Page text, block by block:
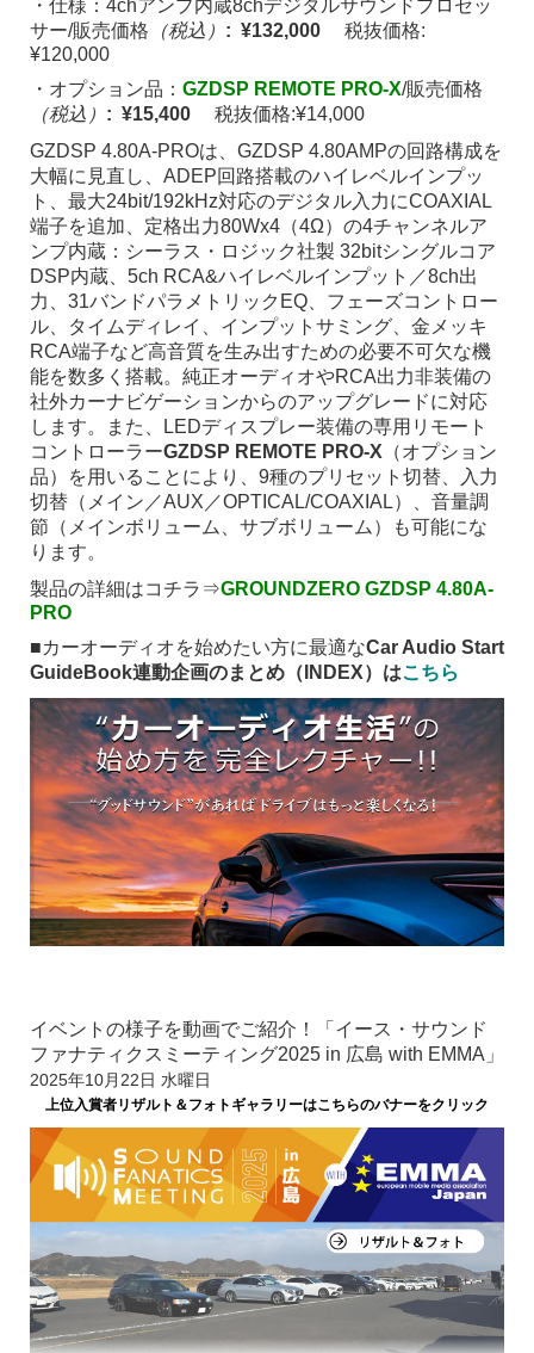
・仕様：4chアンプ内蔵8chデジタルサウンドプロセッ
サー/販売価格 （税込） : ¥132,000 税抜価格:
¥120,000
・オプション品： GZDSP REMOTE PRO-X/販売価格
（税込） : ¥15,400 税抜価格:¥14,000
GZDSP 4.80A-PROは、GZDSP 4.80AMPの回路構成を
大幅に見直し、ADEP回路搭載のハイレベルインプッ
ト、最大24bit/192kHz対応のデジタル入力にCOAXIAL
端子を追加、定格出力80Wx4（4Ω）の4チャンネルア
ンプ内蔵：シーラス・ロジック社製 32bitシングルコア
DSP内蔵、5ch RCA&ハイレベルインプット／8ch出
力、31バンドパラメトリックEQ、フェーズコントロー
ル、タイムディレイ、インプットサミング、金メッキ
RCA端子など高音質を生み出すための必要不可欠な機
能を数多く搭載。純正オーディオやRCA出力非装備の
社外カーナビゲーションからのアップグレードに対応
します。また、LEDディスプレー装備の専用リモート
コントローラーGZDSP REMOTE PRO-X （オプション
品）を用いることにより、9種のプリセット切替、入力
切替（メイン／AUX／OPTICAL/COAXIAL）、音量調
節（メインボリューム、サブボリューム）も可能にな
ります。
製品の詳細はコチラ⇒GROUNDZERO GZDSP 4.80A-
PRO
■カーオーディオを始めたい方に最適なCar Audio Start
GuideBook連動企画のまとめ（INDEX）はこちら
イベントの様子を動画でご紹介！「イース・サウンド
ファナティクスミーティング2025 in 広島 with EMMA」
2025年10月22日 水曜日
上位入賞者リザルト＆フォトギャラリーはこちらのバナーをクリック